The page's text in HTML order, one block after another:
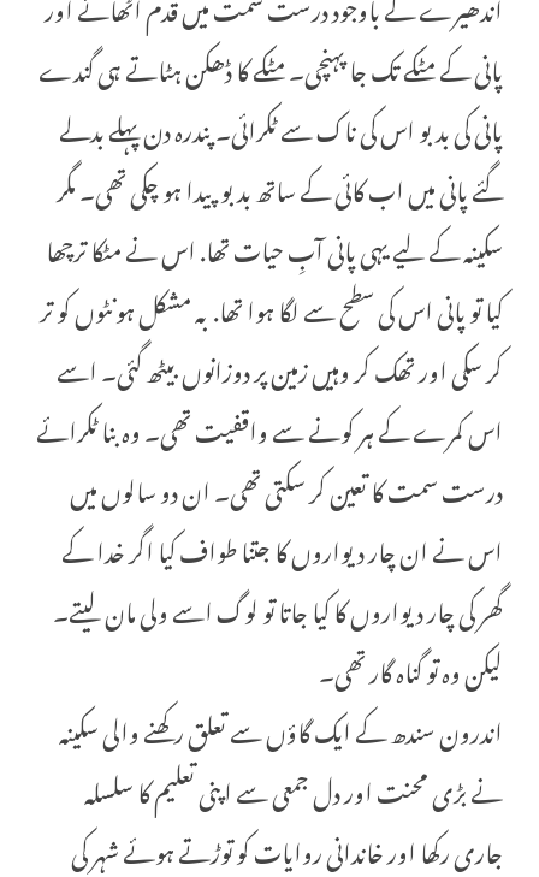
پانی کے مٹکے تک جا پہنچی۔ مٹکے کا ڈھکن ہٹاتے ہی گندے
پانی کی بدبو اس کی ناک سے ٹکرائی۔ پندرہ دن پہلے بدلے
گئے پانی میں اب کائی کے ساتھ بدبو پیدا ہو چکی تھی۔ مگر
سکینہ کے لیے یہی پانی آبِ حیات تھا. اس نے مٹکا ترچھا
کیا تو پانی اس کی سطح سے لگا ہوا تھا. بہ مشکل ہونٹوں کو تر
کر سکی اور تھک کر وہیں زمین پر دوزانوں بیٹھ گئی۔ اسے
اس کمرے کے ہر کونے سے واقفیت تھی۔ وہ بنا ٹکرائے
درست سمت کا تعین کر سکتی تھی۔ ان دو سالوں میں
اس نے ان چار دیواروں کا جتنا طواف کیا اگر خدا کے
گھر کی چار دیواروں کا کیا جاتا تو لوگ اسے ولی مان لیتے۔
لیکن وہ تو گناہ گار تھی۔
اندرون سندھ کے ایک گاؤں سے تعلق رکھنے والی سکینہ
نے بڑی محنت اور دل جمعی سے اپنی تعلیم کا سلسلہ
جاری رکھا اور خاندانی روایات کو توڑتے ہوئے شہر کی